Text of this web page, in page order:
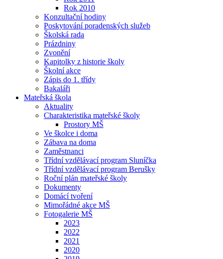
Rok 2010
Konzultační hodiny
Poskytování poradenských služeb
Školská rada
Prázdniny
Zvonění
Kapitolky z historie školy
Školní akce
Zápis do 1. třídy
Bakaláři
Mateřská škola
Aktuality
Charakteristika mateřské školy
Prostory MŠ
Ve školce i doma
Zábava na doma
Zaměstnanci
Třídní vzdělávací program Sluníčka
Třídní vzdělávací program Berušky
Roční plán mateřské školy
Dokumenty
Domácí tvoření
Mimořádné akce MŠ
Fotogalerie MŠ
2023
2022
2021
2020